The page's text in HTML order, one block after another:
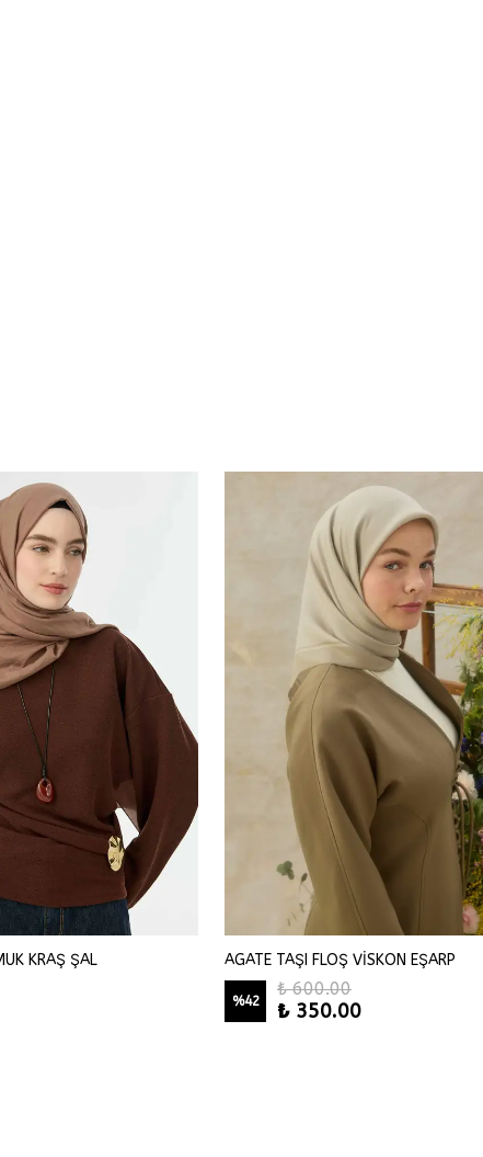
KRAŞ ŞAL AGATE TAŞI FLOŞ VİSKON EŞARP
%42
₺ 600.00
₺ 350.00